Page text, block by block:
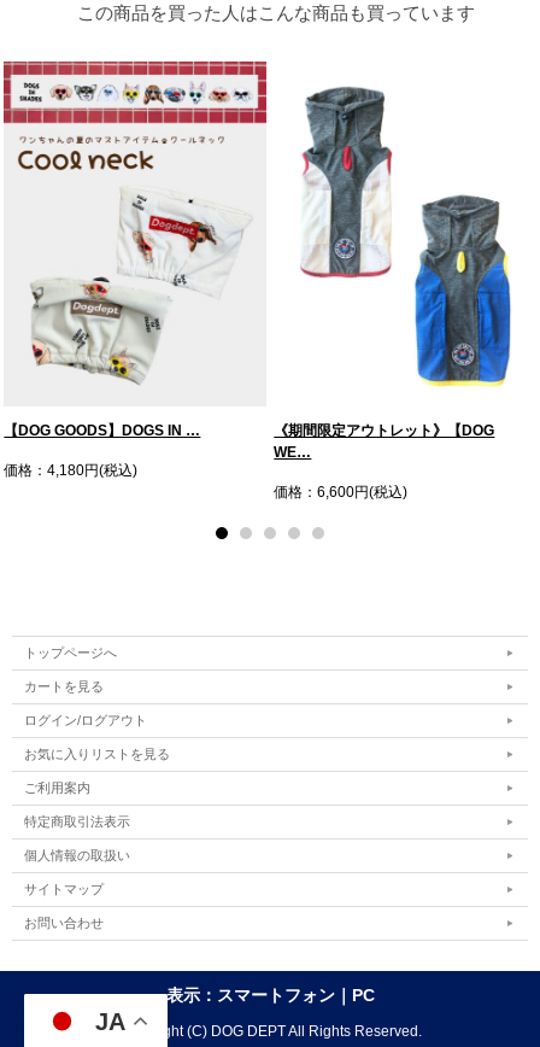
この商品を買った人はこんな商品も買っています
【DOG GOODS】DOGS IN …
価格：4,180円(税込)
《期間限定アウトレット》【DOG
WE…
価格：6,600円(税込)
JA
トップページへ
カートを見る
ログイン/ログアウト
お気に入りリストを見る
ご利用案内
特定商取引法表示
個人情報の取扱い
サイトマップ
お問い合わせ
表示：スマートフォン｜ PC
Copyright (C) DOG DEPT All Rights Reserved.